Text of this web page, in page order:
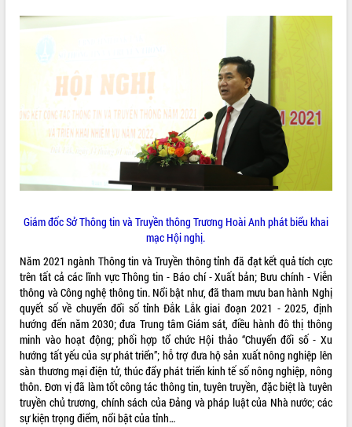
THÔNG TIN CHỈ ĐẠO ĐIỀU HÀNH
HỆ THỐNG VĂN BẢN
VĂN BẢN HĐND TỈNH
ĐIỂM TIN VĂN BẢN
QUY HOẠCH - KẾ HOẠCH
Giám đốc Sở Thông tin và Truyền thông Trương Hoài Anh phát biểu khai
mạc Hội nghị.
Năm 2021 ngành Thông tin và Truyền thông tỉnh đã đạt kết quả tích cực
trên tất cả các lĩnh vực Thông tin - Báo chí - Xuất bản; Bưu chính - Viễn
thông và Công nghệ thông tin. Nổi bật như, đã tham mưu ban hành Nghị
quyết số về chuyển đổi số tỉnh Đắk Lắk giai đoạn 2021 - 2025, định
hướng đến năm 2030; đưa Trung tâm Giám sát, điều hành đô thị thông
minh vào hoạt động; phối hợp tổ chức Hội thảo “Chuyển đổi số - Xu
hướng tất yếu của sự phát triển”; hỗ trợ đưa hộ sản xuất nông nghiệp lên
sàn thương mại điện tử, thúc đẩy phát triển kinh tế số nông nghiệp, nông
thôn. Đơn vị đã làm tốt công tác thông tin, tuyên truyền, đặc biệt là tuyên
truyền chủ trương, chính sách của Đảng và pháp luật của Nhà nước; các
sự kiện trọng điểm, nổi bật của tỉnh…